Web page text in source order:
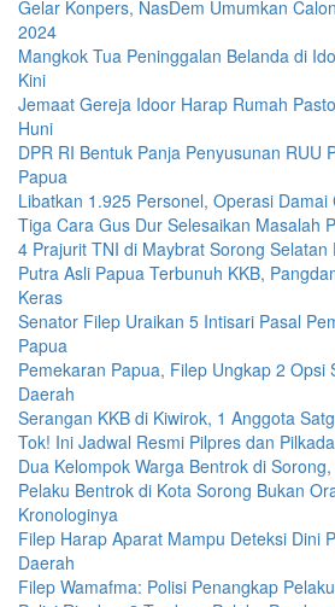
Gelar Konpers, NasDem Umumkan
2024
Mangkok Tua Peninggalan Belanda di
Kini
Jemaat Gereja Idoor Harap Rumah
Huni
DPR RI Bentuk Panja Penyusunan RUU
Papua
Libatkan 1.925 Personel, Operasi
Tiga Cara Gus Dur Selesaikan Masalah
4 Prajurit TNI di Maybrat Sorong Selatan
Putra Asli Papua Terbunuh KKB,
Keras
Senator Filep Uraikan 5 Intisari Pasal
Papua
Pemekaran Papua, Filep Ungkap 2 Opsi
Daerah
Serangan KKB di Kiwirok, 1 Anggota
Tok! Ini Jadwal Resmi Pilpres dan
Dua Kelompok Warga Bentrok di
Pelaku Bentrok di Kota Sorong Bukan
Kronologinya
Filep Harap Aparat Mampu Deteksi Dini
Daerah
Filep Wamafma: Polisi Penangkap